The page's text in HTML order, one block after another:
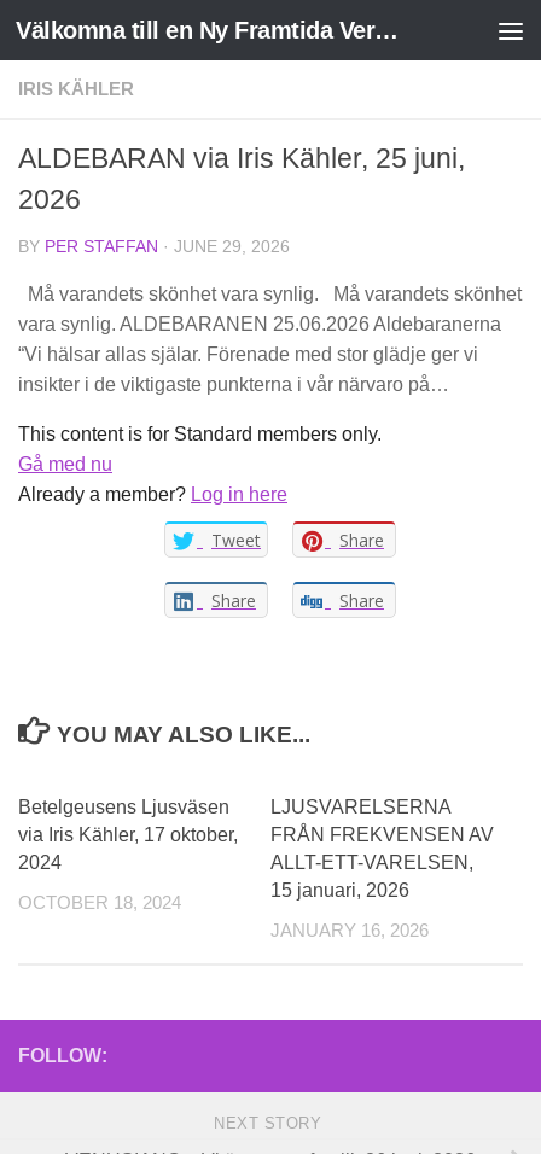
Skip to content Välkomna till en Ny Framtida Verklighet
IRIS KÄHLER
ALDEBARAN via Iris Kähler, 25 juni,
2026
BY PER STAFFAN · JUNE 29, 2026
Må varandets skönhet vara synlig. Må varandets skönhet
vara synlig. ALDEBARANEN 25.06.2026 Aldebaranerna
“Vi hälsar allas själar. Förenade med stor glädje ger vi
insikter i de viktigaste punkterna i vår närvaro på…
This content is for Standard members only.
Gå med nu
Already a member? Log in here
Tweet Share
Share Share
YOU MAY ALSO LIKE...
Betelgeusens Ljusväsen
via Iris Kähler, 17 oktober,
2024
OCTOBER 18, 2024
LJUSVARELSERNA
FRÅN FREKVENSEN AV
ALLT-ETT-VARELSEN,
15 januari, 2026
JANUARY 16, 2026
FOLLOW:
NEXT STORY